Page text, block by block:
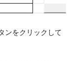
ンをクリックして